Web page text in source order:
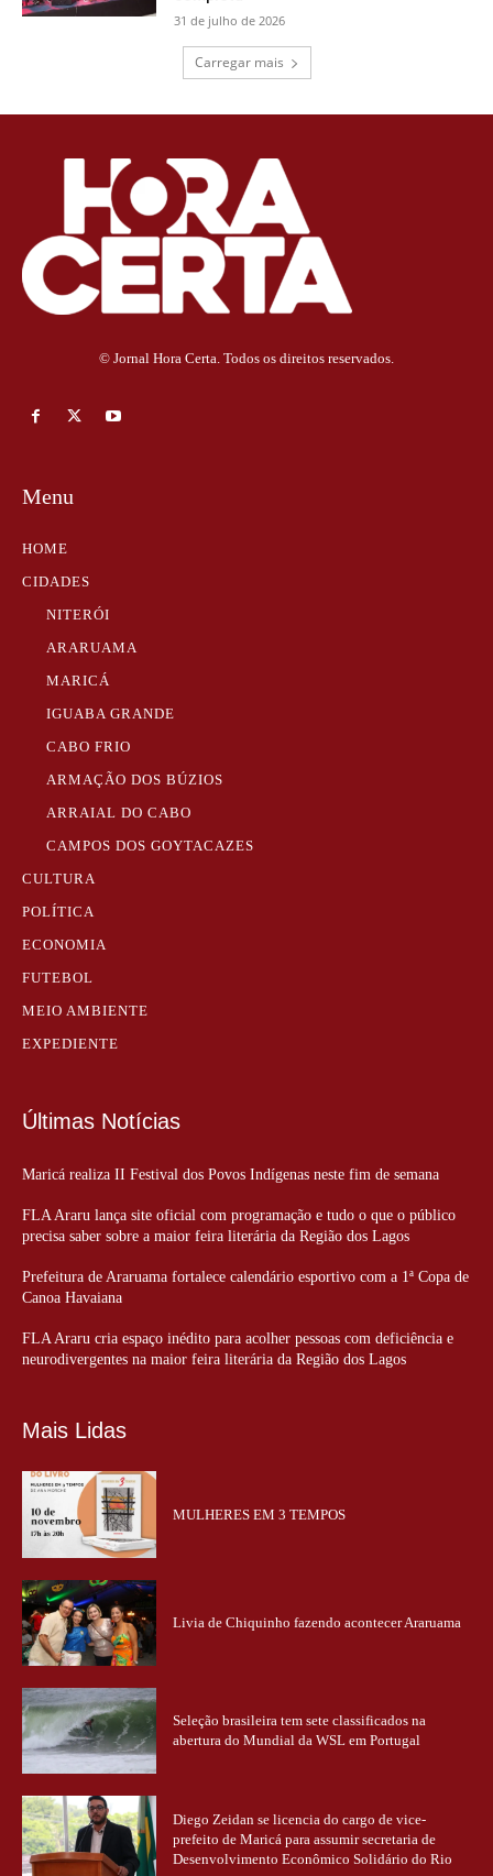
31 de julho de 2026
Carregar mais
© Jornal Hora Certa. Todos os direitos reservados.
Menu
HOME
CIDADES
NITERÓI
ARARUAMA
MARICÁ
IGUABA GRANDE
CABO FRIO
ARMAÇÃO DOS BÚZIOS
ARRAIAL DO CABO
CAMPOS DOS GOYTACAZES
CULTURA
POLÍTICA
ECONOMIA
FUTEBOL
MEIO AMBIENTE
EXPEDIENTE
Últimas Notícias
Maricá realiza II Festival dos Povos Indígenas neste fim de semana
FLA Araru lança site oficial com programação e tudo o que o público
precisa saber sobre a maior feira literária da Região dos Lagos
Prefeitura de Araruama fortalece calendário esportivo com a 1ª Copa de
Canoa Havaiana
FLA Araru cria espaço inédito para acolher pessoas com deficiência e
neurodivergentes na maior feira literária da Região dos Lagos
Mais Lidas
MULHERES EM 3 TEMPOS
Livia de Chiquinho fazendo acontecer Araruama
Seleção brasileira tem sete classificados na
abertura do Mundial da WSL em Portugal
Diego Zeidan se licencia do cargo de vice-
prefeito de Maricá para assumir secretaria de
Desenvolvimento Econômico Solidário do Rio